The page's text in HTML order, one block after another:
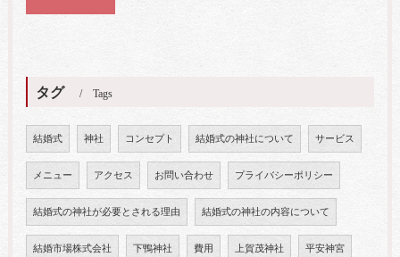
タグ Tags
結婚式 神社 コンセプト 結婚式の神社について サービス
メニュー アクセス お問い合わせ プライバシーポリシー
結婚式の神社が必要とされる理由 結婚式の神社の内容について
結婚市場株式会社 下鴨神社 費用 上賀茂神社 平安神宮